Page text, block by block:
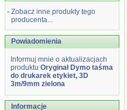
- Zobacz inne produkty tego
producenta...
Powiadomienia
Informuj mnie o aktualizacjach
produktu Oryginał Dymo taśma
do drukarek etykiet, 3D
3m/9mm zielona
Informacje